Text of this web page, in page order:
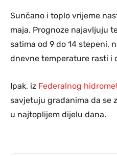
Sunčano i toplo vrijeme
maja. Prognoze najavljuju
satima od 9 do 14 stepeni,
dnevne temperature rasti i
Ipak, iz Federalnog
savjetuju građanima da se
u najtoplijem dijelu dana.